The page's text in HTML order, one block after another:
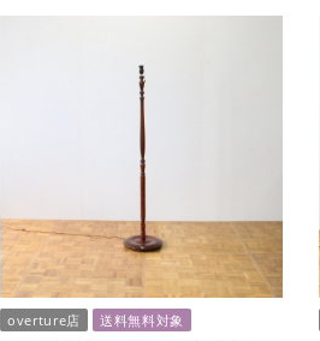
overture店 送料無料対象